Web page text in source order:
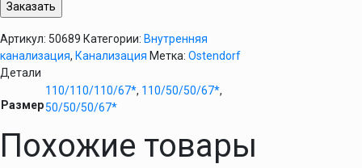
внутренняя
Артикул: 50689 Категории: Внутренняя
канализация, Канализация Метка: Ostendorf
Детали
Размер
110/110/110/67*, 110/50/50/67*,
50/50/50/67*
Похожие товары